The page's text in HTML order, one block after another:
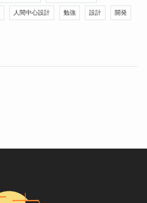
人間中心設計 勉強 設計 開発